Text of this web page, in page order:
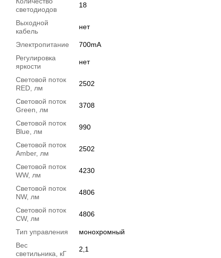
светодиодов
18
Выходной
кабель
нет
Электропитание
700mA
Регулировка
яркости
нет
Световой поток
RED, лм
2502
Световой поток
Green, лм
3708
Световой поток
Blue, лм
990
Световой поток
Amber, лм
2502
Световой поток
WW, лм
4230
Световой поток
NW, лм
4806
Световой поток
CW, лм
4806
Тип управления
монохромный
Вес
светильника, кГ
2,1